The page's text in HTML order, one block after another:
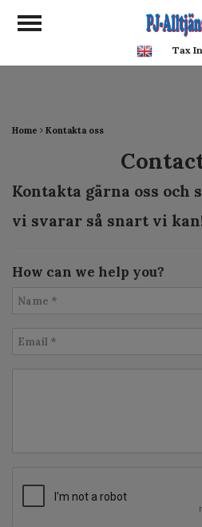
google-site-verification:
Home Kontakta oss
Kontakta gärna oss och
vi svarar så snart vi
How can we help you?
Tax